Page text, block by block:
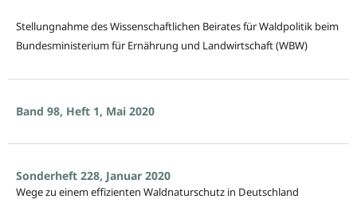
Stellungnahme des Wissenschaftlichen Beirates für Waldpolitik beim
Bundesministerium für Ernährung und Landwirtschaft (WBW)
Band 98, Heft 1, Mai 2020
Sonderheft 228, Januar 2020
Wege zu einem effizienten Waldnaturschutz in Deutschland